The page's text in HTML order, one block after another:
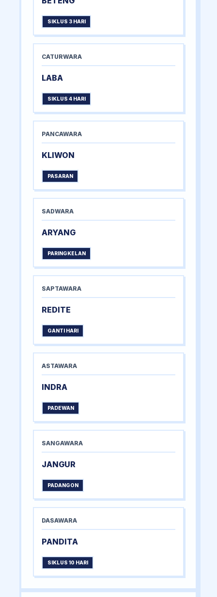
SIKLUS 3 HARI
CATURWARA
LABA
SIKLUS 4 HARI
PANCAWARA
KLIWON
PASARAN
SADWARA
ARYANG
PARINGKELAN
SAPTAWARA
REDITE
GANTI HARI
ASTAWARA
INDRA
PADEWAN
SANGAWARA
JANGUR
PADANGON
DASAWARA
PANDITA
SIKLUS 10 HARI